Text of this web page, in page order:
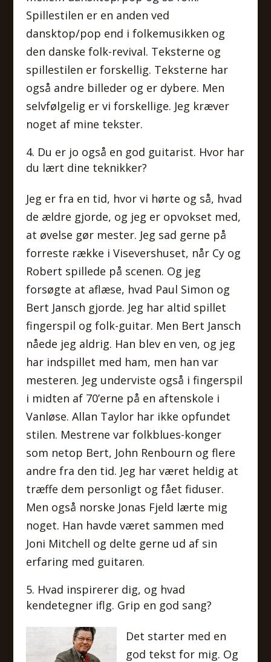
Spillestilen er en anden ved
dansktop/pop end i folkemusikken og
den danske folk-revival. Teksterne og
spillestilen er forskellig. Teksterne har
også andre billeder og er dybere. Men
selvfølgelig er vi forskellige. Jeg kræver
noget af mine tekster.
Du er jo også en god guitarist. Hvor har
du lært dine teknikker?
Jeg er fra en tid, hvor vi hørte og så, hvad
de ældre gjorde, og jeg er opvokset med,
at øvelse gør mester. Jeg sad gerne på
forreste række i Visevershuset, når Cy og
Robert spillede på scenen. Og jeg
forsøgte at aflæse, hvad Paul Simon og
Bert Jansch gjorde. Jeg har altid spillet
fingerspil og folk-guitar. Men Bert Jansch
nåede jeg aldrig. Han blev en ven, og jeg
har indspillet med ham, men han var
mesteren. Jeg underviste også i fingerspil
i midten af 70’erne på en aftenskole i
Vanløse. Allan Taylor har ikke opfundet
stilen. Mestrene var folkblues-konger
som netop Bert, John Renbourn og flere
andre fra den tid. Jeg har været heldig at
træffe dem personligt og fået fiduser.
Men også norske Jonas Fjeld lærte mig
noget. Han havde været sammen med
Joni Mitchell og delte gerne ud af sin
erfaring med guitaren.
Hvad inspirerer dig, og hvad
kendetegner iflg. Grip en god sang?
Det starter med en
god tekst for mig. Og